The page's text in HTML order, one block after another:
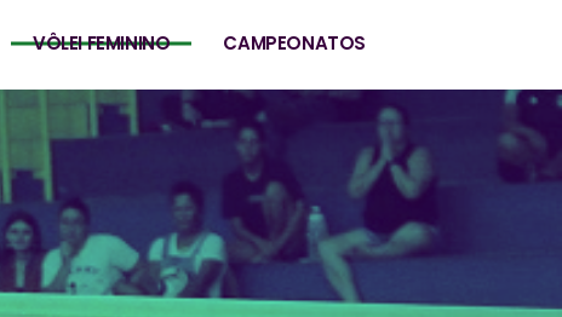
VÔLEI FEMININO CAMPEONATOS